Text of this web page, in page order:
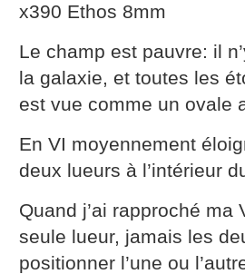
x390 Ethos 8mm
Le champ est pauvre: il
la galaxie, et toutes les
est vue comme un ovale
En VI moyennement
deux lueurs à l’intérieur
Quand j’ai rapproché ma
seule lueur, jamais les
positionner l’une ou